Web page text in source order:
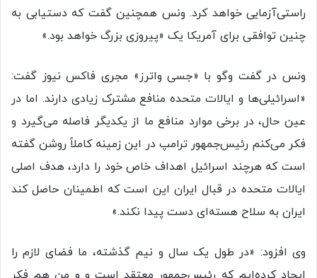
راستی‌آزمایی خواهد کرد. ونس همچنین گفت که دستیابی به
چنین توافقی برای آمریکا یک «پیروزی بزرگ خواهد بود.»
ونس در گفت‌ وگو با «جسی واترز» مجری فاکس نیوز گفت:
«اسرائیلی‌ها و ایالات متحده منافع مشترک زیادی دارند. اما در
عین حال، در برخی موارد منافع ما از یکدیگر فاصله می‌گیرد و
فکر می‌کنم رئیس‌جمهور ترامپ در این زمینه کاملاً روشن گفته
است که هرچند اسرائیل اهداف خاص خود را دارد، هدف اصلی
ایالات متحده در قبال ایران این است که اطمینان حاصل کند
ایران به سلاح هسته‌ای دست پیدا نکند.»
وی افزود: «در طول یک سال و نیم گذشته، ما فضای لازم را